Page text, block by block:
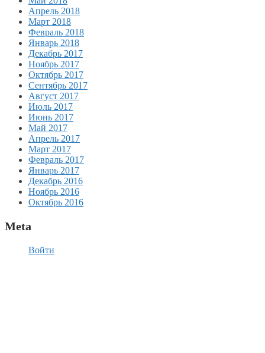
Апрель 2018
Март 2018
Февраль 2018
Январь 2018
Декабрь 2017
Ноябрь 2017
Октябрь 2017
Сентябрь 2017
Август 2017
Июль 2017
Июнь 2017
Май 2017
Апрель 2017
Март 2017
Февраль 2017
Январь 2017
Декабрь 2016
Ноябрь 2016
Октябрь 2016
Meta
Войти